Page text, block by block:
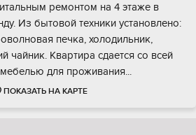
ремонтом на 4 этаже в
Из бытовой техники установлено:
печка, холодильник,
чайник. Квартира сдается со всей
для проживания...
ПОКАЗАТЬ НА КАРТЕ